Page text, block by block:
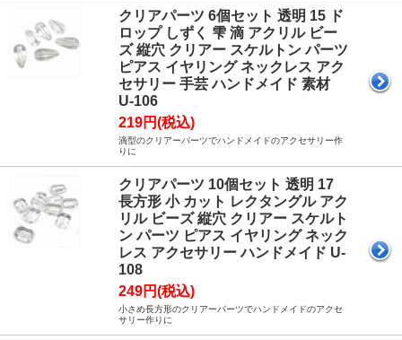
クリアパーツ 6個セット 透明 15 ド
ロップ しずく 雫 滴 アクリル ビー
ズ 縦穴 クリアー スケルトン パーツ
ピアス イヤリング ネックレス アク
セサリー 手芸 ハンドメイド 素材
U-106
219円(税込)
滴型のクリアーパーツでハンドメイドのアクセサリー作
りに
クリアパーツ 10個セット 透明 17
長方形 小 カット レクタングル アク
リル ビーズ 縦穴 クリアー スケルト
ン パーツ ピアス イヤリング ネック
レス アクセサリー ハンドメイド U-
108
249円(税込)
小さめ長方形のクリアーパーツでハンドメイドのアクセ
サリー作りに